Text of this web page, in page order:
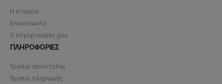
Η εταιρία
Επικοινωνία
Ο λογαριασμός μου
ΠΛΗΡΟΦΟΡΙΕΣ
Τρόποι αποστολής
Τρόποι πληρωμής